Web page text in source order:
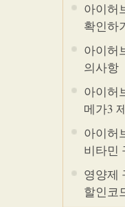
아이허
확인하
아이허
의사항
아이허
메가3
아이허
비타민
영양제
할인코